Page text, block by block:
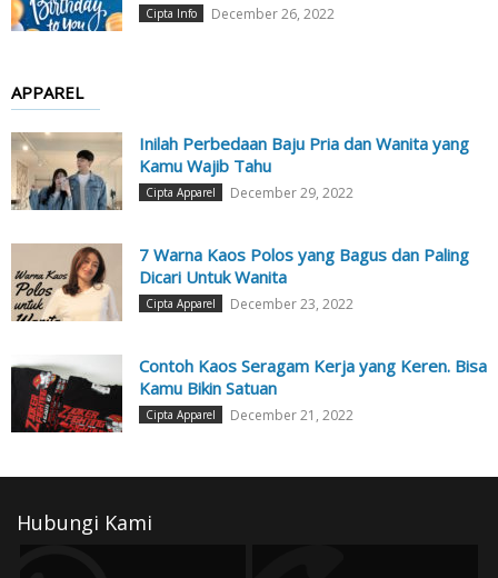
Cipta Info December 26, 2022
APPAREL
Inilah Perbedaan Baju Pria dan Wanita yang
Kamu Wajib Tahu
Cipta Apparel December 29, 2022
7 Warna Kaos Polos yang Bagus dan Paling
Dicari Untuk Wanita
Cipta Apparel December 23, 2022
Contoh Kaos Seragam Kerja yang Keren. Bisa
Kamu Bikin Satuan
Cipta Apparel December 21, 2022
Hubungi Kami